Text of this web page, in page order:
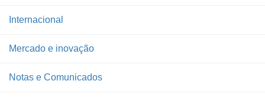
Internacional
Mercado e inovação
Notas e Comunicados